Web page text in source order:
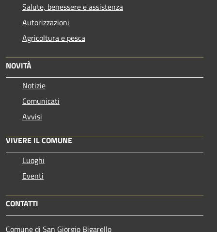
Salute, benessere e assistenza
Autorizzazioni
Agricoltura e pesca
NOVITÀ
Notizie
Comunicati
Avvisi
VIVERE IL COMUNE
Luoghi
Eventi
CONTATTI
Comune di San Giorgio Bigarello